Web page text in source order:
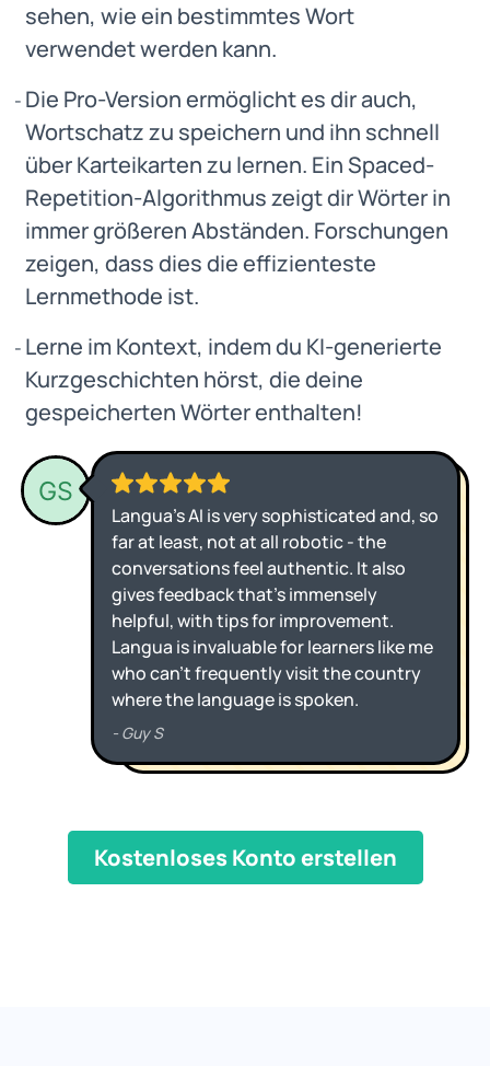
sehen, wie ein bestimmtes Wort
verwendet werden kann.
Die Pro-Version ermöglicht es dir auch,
Wortschatz zu speichern und ihn schnell
über Karteikarten zu lernen. Ein Spaced-
Repetition-Algorithmus zeigt dir Wörter in
immer größeren Abständen. Forschungen
zeigen, dass dies die effizienteste
Lernmethode ist.
Lerne im Kontext, indem du KI-generierte
Kurzgeschichten hörst, die deine
gespeicherten Wörter enthalten!
Kostenloses Konto erstellen